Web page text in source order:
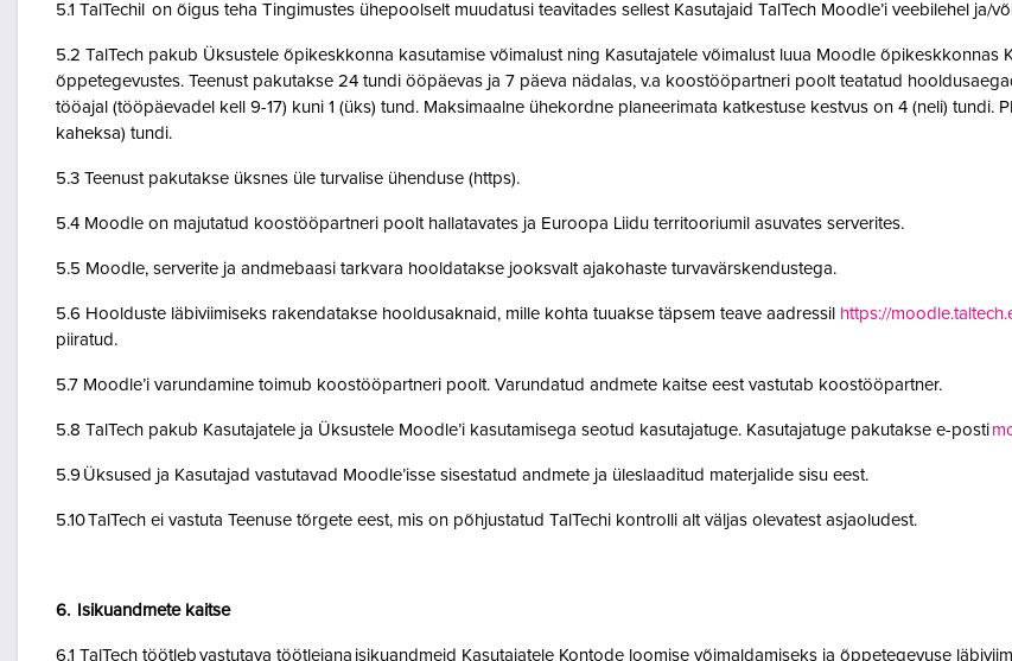
5.1 TalTechil on õigus teha Tingimustes ühepoolselt muudatusi teavitades sellest Kasutajaid TalTech Moodle’i veebilehel ja/
5.2 TalTech pakub Üksustele õpikeskkonna kasutamise võimalust ning Kasutajatele võimalust luua Moodle õpikeskkonnas
õppetegevustes. Teenust pakutakse 24 tundi ööpäevas ja 7 päeva nädalas, v.a koostööpartneri poolt teatatud
tööajal (tööpäevadel kell 9-17) kuni 1 (üks) tund. Maksimaalne ühekordne planeerimata katkestuse kestvus on 4 (neli) tundi.
kaheksa) tundi.
5.3 Teenust pakutakse üksnes üle turvalise ühenduse (https).
5.4 Moodle on majutatud koostööpartneri poolt hallatavates ja Euroopa Liidu territooriumil asuvates serverites.
5.5 Moodle, serverite ja andmebaasi tarkvara hooldatakse jooksvalt ajakohaste turvavärskendustega.
5.6 Hoolduste läbiviimiseks rakendatakse hooldusaknaid, mille kohta tuuakse täpsem teave aadressil https://
piiratud.
5.7 Moodle’i varundamine toimub koostööpartneri poolt. Varundatud andmete kaitse eest vastutab koostööpartner.
5.8 TalTech pakub Kasutajatele ja Üksustele Moodle’i kasutamisega seotud kasutajatuge. Kasutajatuge pakutakse e-posti
5.9 Üksused ja Kasutajad vastutavad Moodle’isse sisestatud andmete ja üleslaaditud materjalide sisu eest.
5.10 TalTech ei vastuta Teenuse tõrgete eest, mis on põhjustatud TalTechi kontrolli alt väljas olevatest asjaoludest.
6. Isikuandmete kaitse
6.1 TalTech töötleb vastutava töötlejana isikuandmeid Kasutajatele Kontode loomise võimaldamiseks ja õppetegevuse